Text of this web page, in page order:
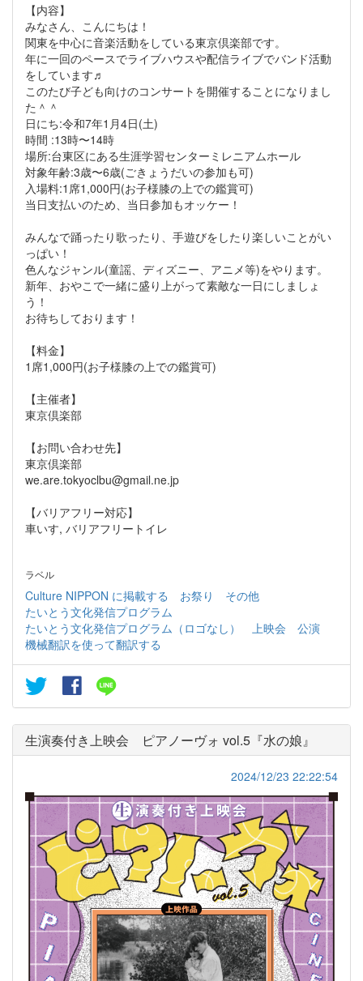
【内容】
みなさん、こんにちは！
関東を中心に音楽活動をしている東京倶楽部です。
年に一回のペースでライブハウスや配信ライブでバンド活動
をしています♬
このたび子ども向けのコンサートを開催することになりまし
た＾＾
日にち:令和7年1月4日(土)
時間 :13時〜14時
場所:台東区にある生涯学習センターミレニアムホール
対象年齢:3歳〜6歳(ごきょうだいの参加も可)
入場料:1席1,000円(お子様膝の上での鑑賞可)
当日支払いのため、当日参加もオッケー！
みんなで踊ったり歌ったり、手遊びをしたり楽しいことがい
っぱい！
色んなジャンル(童謡、ディズニー、アニメ等)をやります。
新年、おやこで一緒に盛り上がって素敵な一日にしましょ
う！
お待ちしております！
【料金】
1席1,000円(お子様膝の上での鑑賞可)
【主催者】
東京倶楽部
【お問い合わせ先】
東京倶楽部
we.are.tokyoclbu@gmail.ne.jp
【バリアフリー対応】
車いす, バリアフリートイレ
ラベル
Culture NIPPON に掲載する お祭り
その他
たいとう文化発信プログラム
たいとう文化発信プログラム（ロゴなし）
上映会
公演
機械翻訳を使って翻訳する
生演奏付き上映会 ピアノーヴォ vol.5『水の娘』
2024/12/23 22:22:54